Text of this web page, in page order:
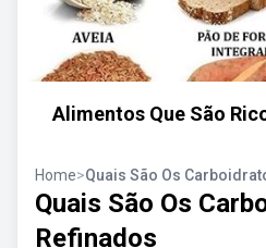
Alimentos Que São
Home>Quais São Os
Quais São Os
Refinados